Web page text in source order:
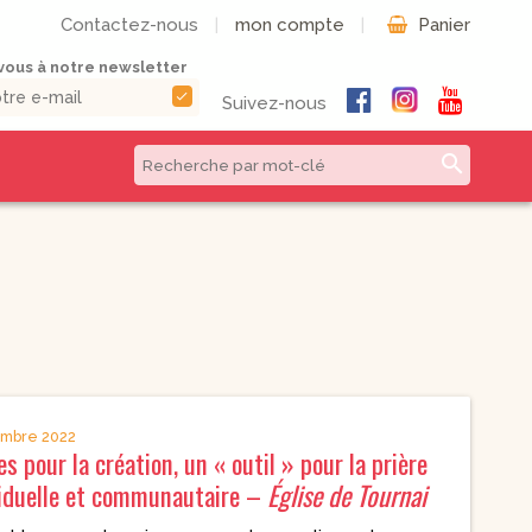
Contactez-nous mon compte Panier
à notre newsletter
check Suivez-nous
CD Histoire de
Conférences
Spirituelles
search
2022
pour la création, un « outil » pour la prière
et communautaire – Église de Tournai